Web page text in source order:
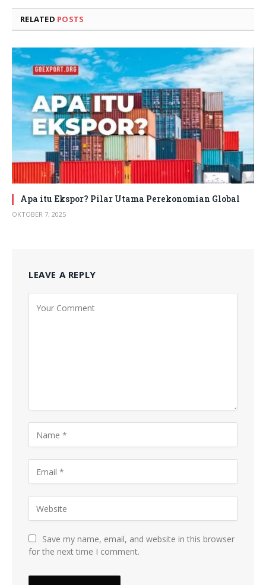
RELATED POSTS
Apa itu Ekspor? Pilar Utama Perekonomian Global
OKTOBER 7, 2025
LEAVE A REPLY
Save my name, email, and website in this browser
for the next time I comment.